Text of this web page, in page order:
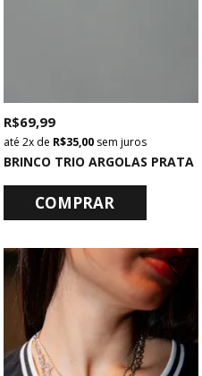
BRINCO TRIO ARGOLAS PRATA
R$ 69,99
2xde R$ 35,00sem juros
COMPRAR